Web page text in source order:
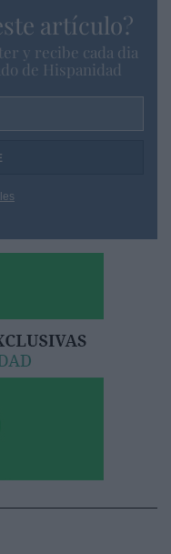
artículo?
y recibe cada dia
de Hispanidad